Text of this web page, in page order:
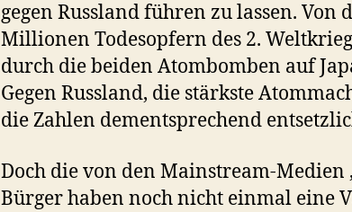
gegen Russland führen zu lassen. Von
Millionen Todesopfern des 2.
durch die beiden Atombomben auf
Gegen Russland, die stärkste
die Zahlen dementsprechend
Doch die von den Mainstream-Medien
Bürger haben noch nicht einmal eine